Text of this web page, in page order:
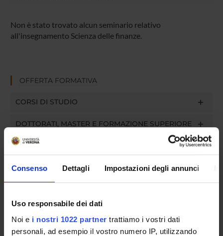
Consenso Dettagli Impostazioni degli annunci
Uso responsabile dei dati
Noi e i nostri 1022 partner trattiamo i vostri dati
personali, ad esempio il vostro numero IP, utilizzando
Non è stato trovato alcun seminario relativo
all'insegnamento Scienza delle finanze.
OFFERTA FORMATIVA
CORSI DI STUDIO
DOTTORATI, MASTER E FORMAZIONE SUPERIORE
Persone
Luoghi